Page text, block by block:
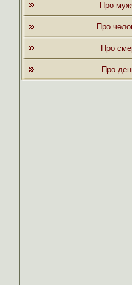
Про
Про
Про
Про